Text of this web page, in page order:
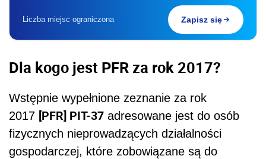
Liczba miejsc ograniczona Zapisz się
Dla kogo jest PFR za rok 2017?
Wstępnie wypełnione zeznanie za rok
2017 [PFR] PIT-37 adresowane jest do osób
fizycznych nieprowadzących działalności
gospodarczej, które zobowiązane są do